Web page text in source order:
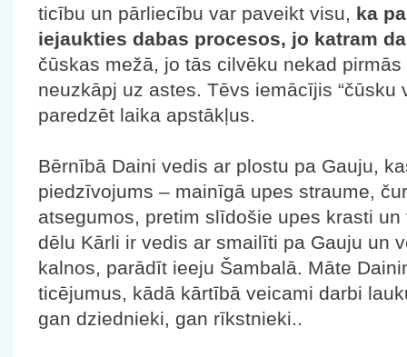
ticību un pārliecību var paveikt visu, ka
iejaukties dabas procesos, jo katram
čūskas mežā, jo tās cilvēku nekad
neuzkāpj uz astes. Tēvs iemācījis “čūsku
paredzēt laika apstākļus.
Bērnībā Daini vedis ar plostu pa Gauju,
piedzīvojums – mainīgā upes straume,
atsegumos, pretim slīdošie upes krasti
dēlu Kārli ir vedis ar smailīti pa Gauju un
kalnos, parādīt ieeju Šambalā. Māte
ticējumus, kādā kārtībā veicami darbi
gan dziednieki, gan rīkstnieki..